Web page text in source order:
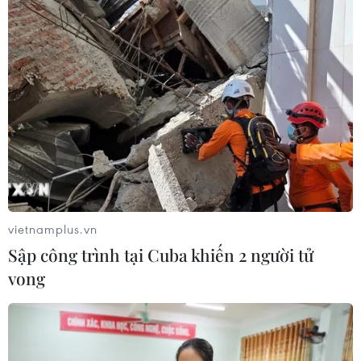
vietnamplus.vn
Sập công trình tại Cuba khiến 2 người tử
vong